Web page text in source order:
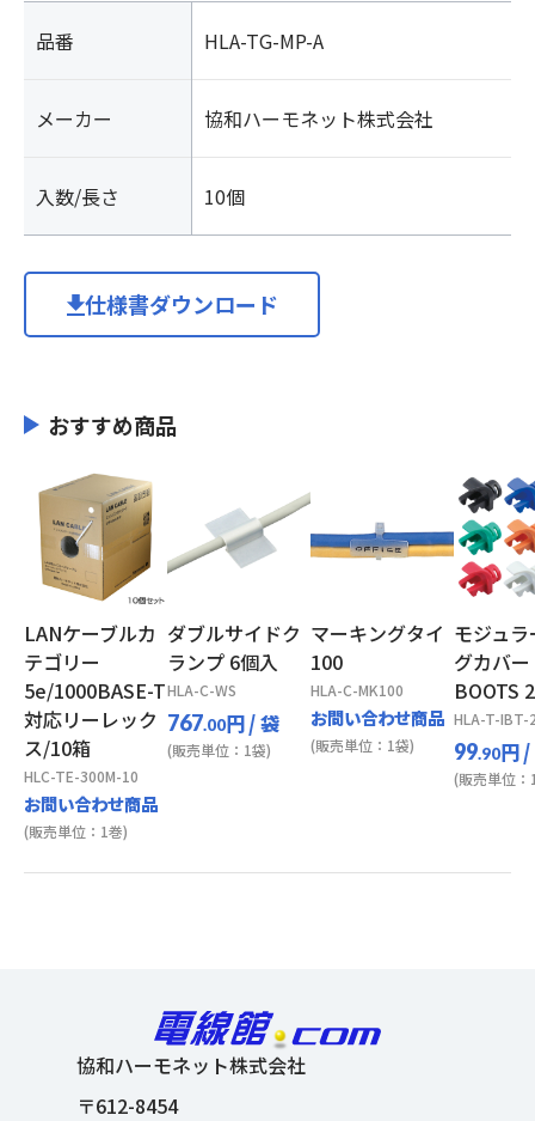
品番 HLA-TG-MP-A
メーカー 協和ハーモネット株式会社
入数/長さ 10個
仕様書ダウンロード
おすすめ商品
LANケーブルカ
テゴリー
5e/1000BASE-T
対応リーレック
ス/10箱
HLC-TE-300M-10
お問い合わせ商品
(販売単位：1巻)
ダブルサイドク
ランプ 6個入
HLA-C-WS
767.00円/ 袋
(販売単位：1袋)
マーキングタイ
100
HLA-C-MK100
お問い合わせ商品
(販売単位：1袋)
モジュ
グカバ
BOOTS
HLA-T-IBT-
99.90円/
(販売単位：
協和ハーモネット株式会社
〒612-8454